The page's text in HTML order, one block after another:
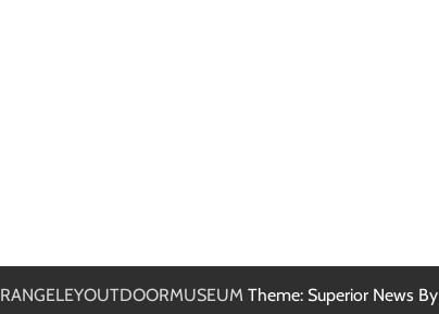
RANGELEYOUTDOORMUSEUM Theme: Superior News By